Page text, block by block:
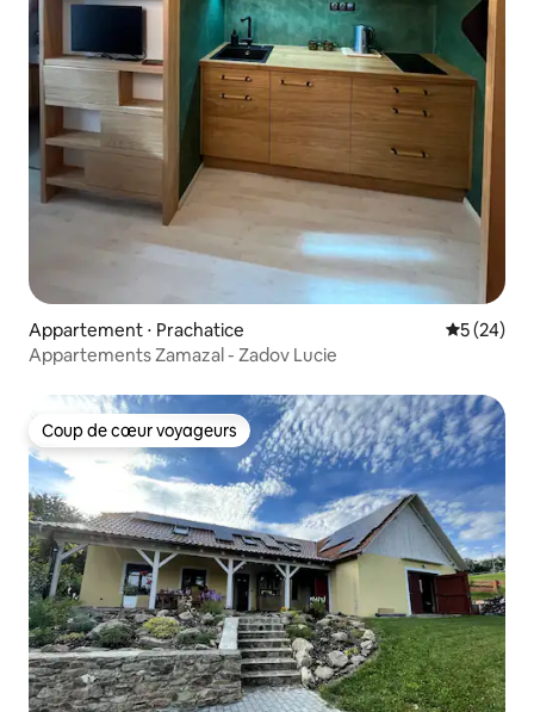
Appartement ⋅ Prachatice
5 (24)
Appartements Zamazal - Zadov Lucie
Coup de cœur voyageurs
Coup de cœur voyageurs